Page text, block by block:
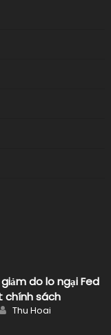
do lo ngại Fed
chính sách
Author
Thu Hoai